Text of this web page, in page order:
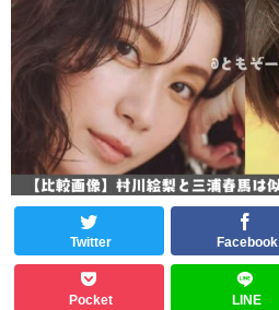
Twitter Facebook
Pocket LINE